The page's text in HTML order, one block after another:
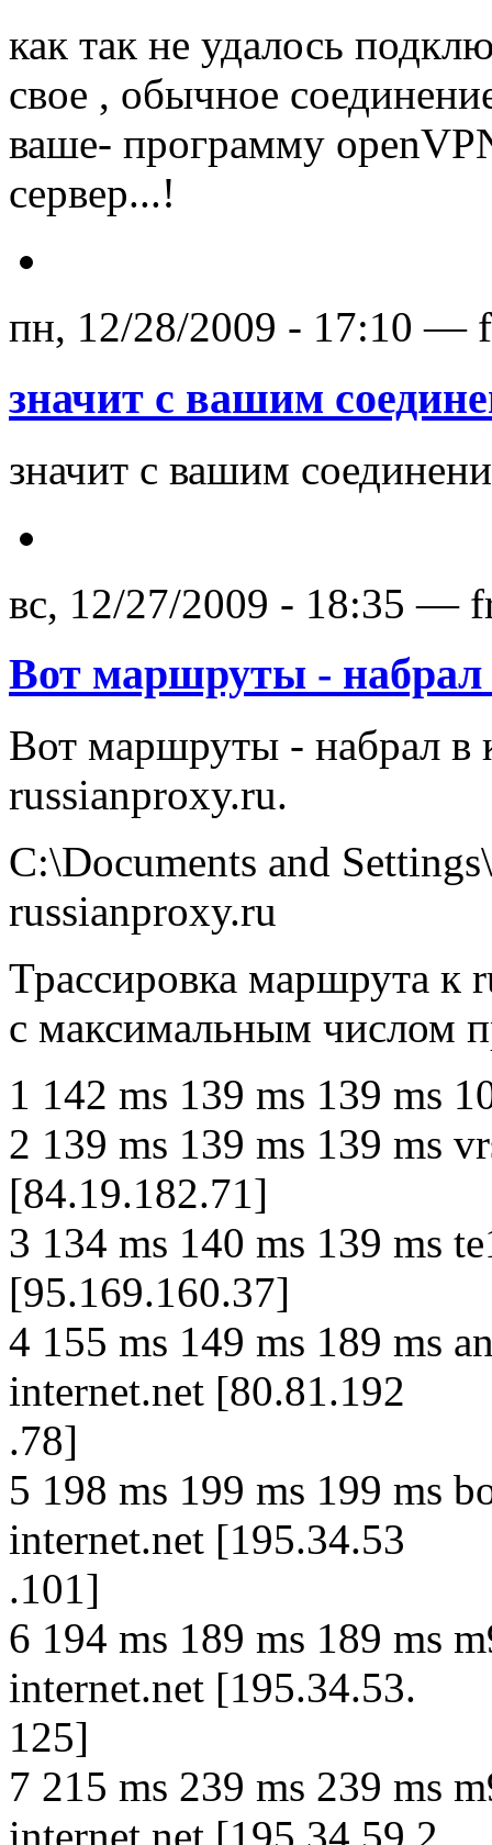
как так не удалось
свое , обычное
ваше- программу
сервер...!
пн, 12/28/2009 - 17:10 —
значит с вашим
значит с вашим
вс, 12/27/2009 - 18:35 —
Вот маршруты - набрал
Вот маршруты - набрал в
russianproxy.ru.
C:\Documents and
russianproxy.ru
Трассировка маршрута к
с максимальным числом
1 142 ms 139 ms 139 ms
2 139 ms 139 ms 139 ms
[84.19.182.71]
3 134 ms 140 ms 139 ms
[95.169.160.37]
4 155 ms 149 ms 189 ms
internet.net [80.81.192
.78]
5 198 ms 199 ms 199 ms
internet.net [195.34.53
.101]
6 194 ms 189 ms 189 ms
internet.net [195.34.53.
125]
7 215 ms 239 ms 239 ms